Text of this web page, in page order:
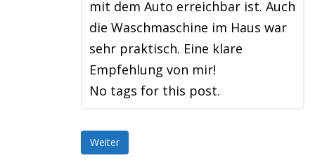
mit dem Auto erreichbar ist. Auch
die Waschmaschine im Haus war
sehr praktisch. Eine klare
Empfehlung von mir!
No tags for this post.
Weiter